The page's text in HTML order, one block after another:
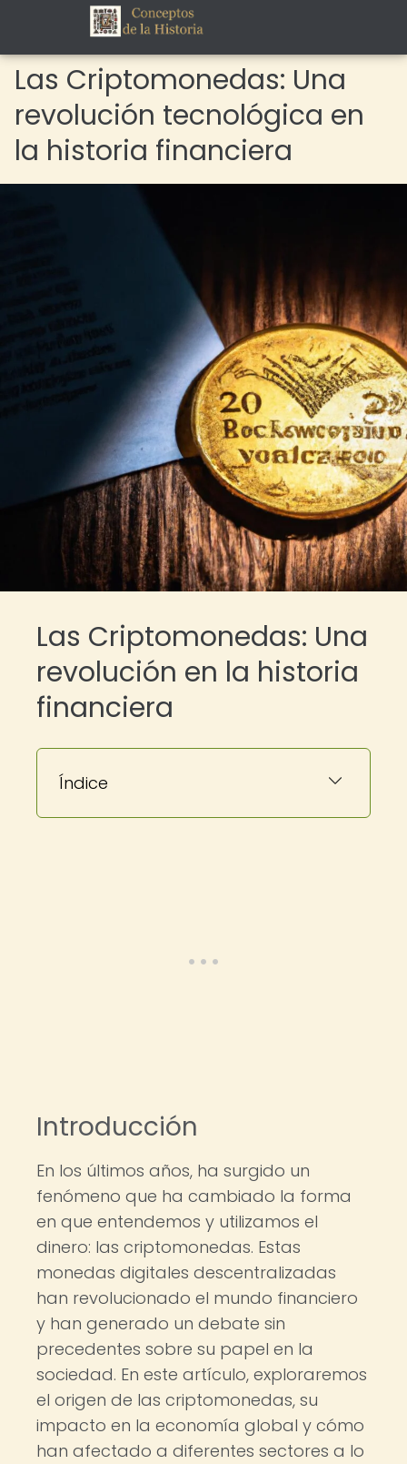
Las Criptomonedas: Una
revolución tecnológica en
la historia financiera
Las Criptomonedas: Una
revolución en la historia
financiera
Índice
Introducción
En los últimos años, ha surgido un
fenómeno que ha cambiado la forma
en que entendemos y utilizamos el
dinero: las criptomonedas. Estas
monedas digitales descentralizadas
han revolucionado el mundo financiero
y han generado un debate sin
precedentes sobre su papel en la
sociedad. En este artículo, exploraremos
el origen de las criptomonedas, su
impacto en la economía global y cómo
han afectado a diferentes sectores a lo